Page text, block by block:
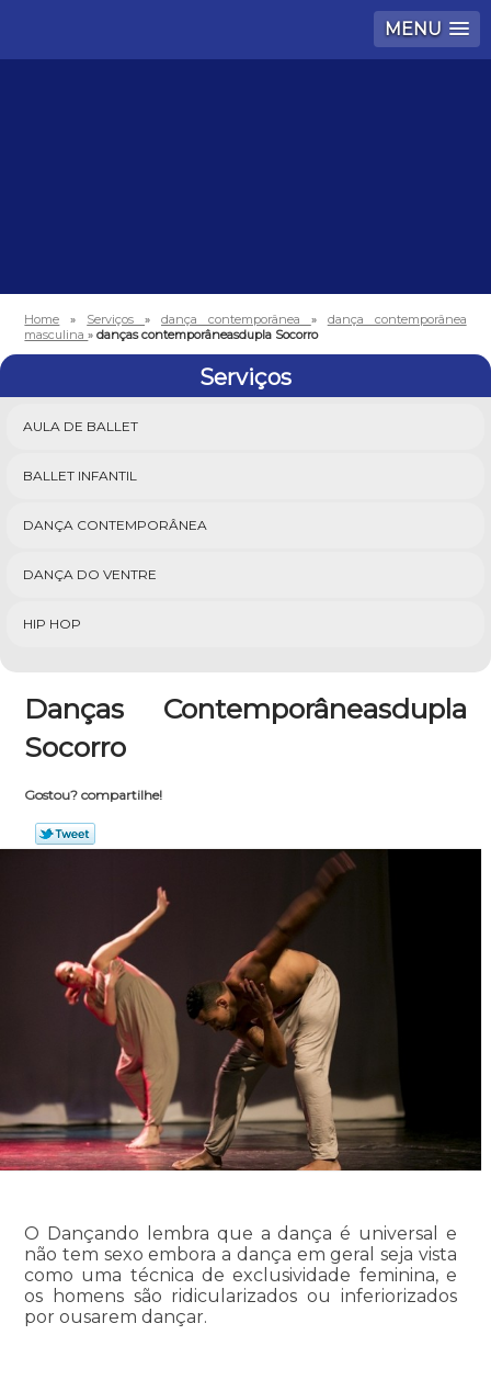
MENU
Home » Serviços»dança contemporânea » dança contemporânea
masculina»danças contemporâneasdupla Socorro
Serviços
AULA DE BALLET
BALLET INFANTIL
DANÇA CONTEMPORÂNEA
DANÇA DO VENTRE
HIP HOP
Danças Contemporâneasdupla
Socorro
Gostou? compartilhe!
O Dançando lembra que a dança é universal e
não tem sexo embora a dança em geral seja vista
como uma técnica de exclusividade feminina, e
os homens são ridicularizados ou inferiorizados
por ousarem dançar.